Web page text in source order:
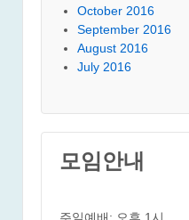
October 2016
September 2016
August 2016
July 2016
모임안내